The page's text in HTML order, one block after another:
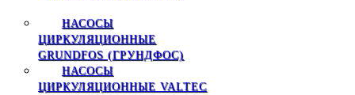
НАСОСЫ
ЦИРКУЛЯЦИОННЫЕ
GRUNDFOS (ГРУНДФОС)
НАСОСЫ
ЦИРКУЛЯЦИОННЫЕ VALTEC